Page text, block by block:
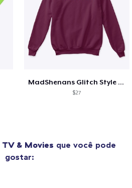
MadShenans Glitch Style Crewneck
$27
TV & Movies que você pode
gostar: